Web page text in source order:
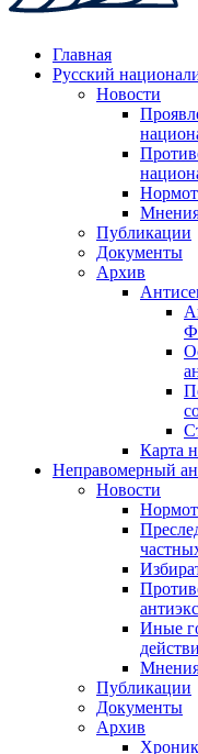
Главная
Русский
Новости
Публикации
Документы
Архив
Карта
Неправомерный
Новости
Иные
Публикации
Документы
Архив